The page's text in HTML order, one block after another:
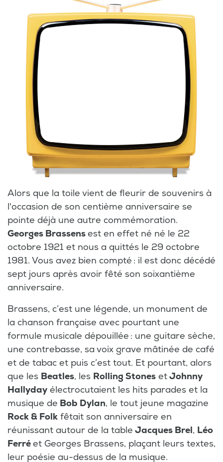
Alors que la toile vient de fleurir de souvenirs à
l'occasion de son centième anniversaire se
pointe déjà une autre commémoration.
Georges Brassensest en effet né né le 22
octobre 1921 et nous a quittés le 29 octobre
1981. Vous avez bien compté : il est donc décédé
sept jours après avoir fêté son soixantième
anniversaire.
Brassens, c’est une légende, un monument de
la chanson française avec pourtant une
formule musicale dépouillée : une guitare sèche,
une contrebasse, sa voix grave mâtinée de café
et de tabac et puis c’est tout. Et pourtant, alors
que les Beatles, les Rolling Stones etJohnny
Hallyday électrocutaient les hits parades et la
musique de Bob Dylan, le tout jeune magazine
Rock & Folk fêtait son anniversaire en
réunissant autour de la table Jacques Brel, Léo
Ferréet Georges Brassens, plaçant leurs textes,
leur poésie au-dessus de la musique.